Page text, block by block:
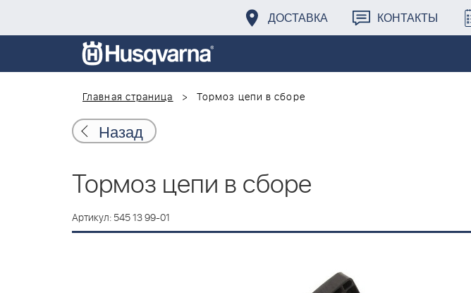
ДОСТАВКА КОНТАКТЫ
Главная страница
Тормоз цепи в сборе
Назад
Тормоз цепи в сборе
Артикул: 545 13 99-01